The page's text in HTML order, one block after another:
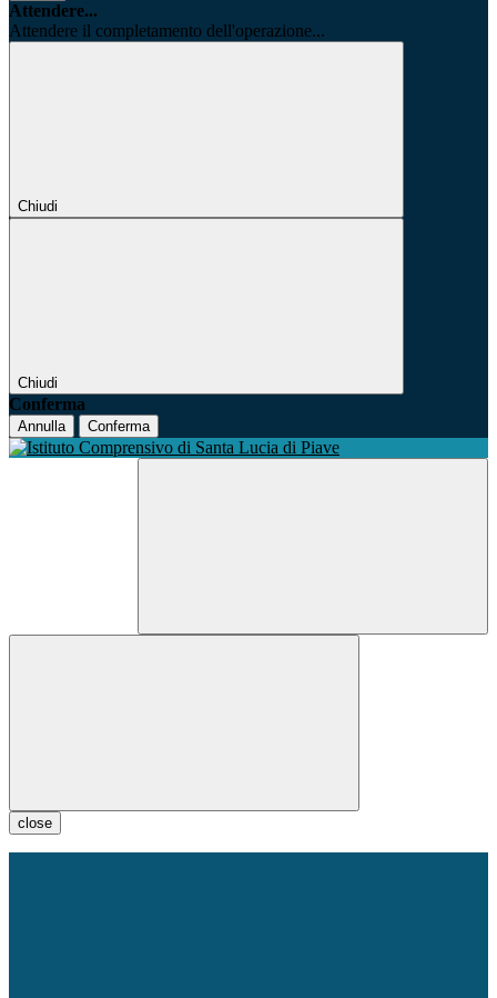
Attendere...
Attendere il completamento dell'operazione...
Chiudi
Chiudi
Conferma
Annulla Conferma
close